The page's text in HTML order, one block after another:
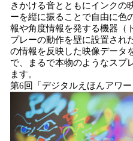
きかける音とともにインクの
ーを縦に振ることで自由に色
報や角度情報を発する機器（
プレーの動作を壁に設置され
の情報を反映した映像データ
で、まるで本物のようなスプ
ます。
第6回「デジタルえほんアワー